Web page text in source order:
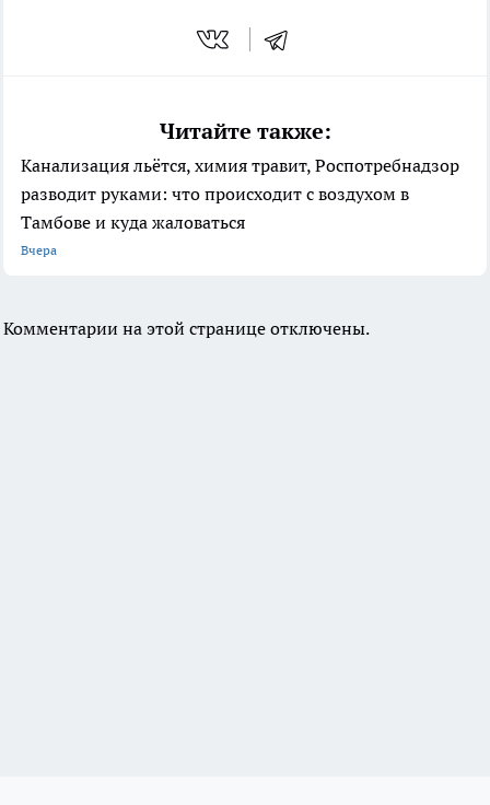
Читайте также:
Канализация льётся, химия травит, Роспотребнадзор
разводит руками: что происходит с воздухом в
Тамбове и куда жаловаться
Вчера
Комментарии на этой странице отключены.